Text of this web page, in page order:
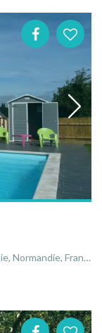
Normandie, France